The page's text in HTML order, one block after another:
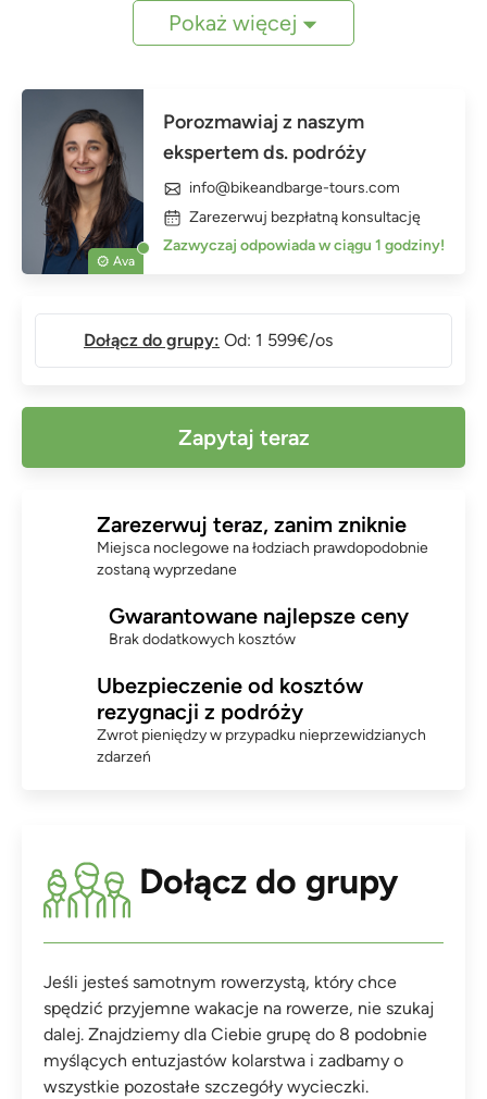
Pokaż więcej
Ava
Porozmawiaj z naszym
ekspertem ds. podróży
info@bikeandbarge-tours.com
Zarezerwuj bezpłatną konsultację
Zazwyczaj odpowiada w ciągu 1 godziny!
Dołącz do grupy: Od: 1 599€/os
Zapytaj teraz
Zarezerwuj teraz, zanim zniknie
Miejsca noclegowe na łodziach prawdopodobnie
zostaną wyprzedane
Gwarantowane najlepsze ceny
Brak dodatkowych kosztów
Ubezpieczenie od kosztów
rezygnacji z podróży
Zwrot pieniędzy w przypadku nieprzewidzianych
zdarzeń
Dołącz do grupy
Jeśli jesteś samotnym rowerzystą, który chce
spędzić przyjemne wakacje na rowerze, nie szukaj
dalej. Znajdziemy dla Ciebie grupę do 8 podobnie
myślących entuzjastów kolarstwa i zadbamy o
wszystkie pozostałe szczegóły wycieczki.